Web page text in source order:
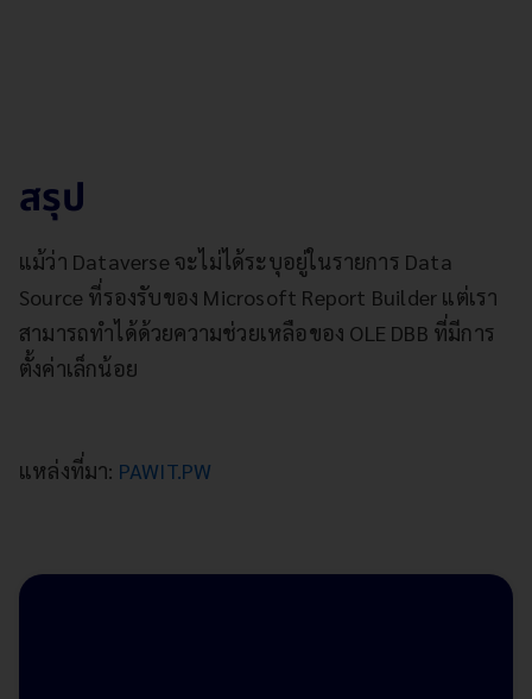
สรุป
แม้ว่า Dataverse จะไม่ได้ระบุอยู่ในรายการ Data
Source ที่รองรับของ Microsoft Report Builder แต่เรา
สามารถทำได้ด้วยความช่วยเหลือของ OLE DBB ที่มีการ
ตั้งค่าเล็กน้อย
แหล่งที่มา: PAWIT.PW